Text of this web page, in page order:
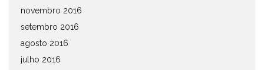
novembro 2016
setembro 2016
agosto 2016
julho 2016